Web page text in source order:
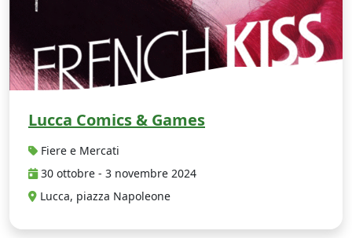
Lucca Comics & Games
Fiere e Mercati
30 ottobre - 3 novembre 2024
Lucca, piazza Napoleone